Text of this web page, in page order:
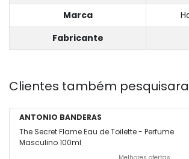
Marca
Fabricante
Clientes também
ANTONIO BANDERAS
The Secret Flame Eau de Toilette - Perfume
Masculino 100ml